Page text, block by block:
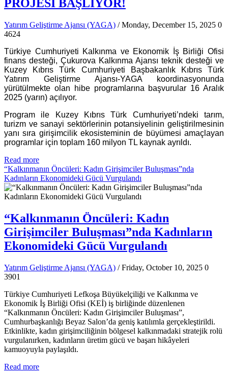
PROJESİ BAŞLIYOR!
Yatırım Geliştirme Ajansı (YAGA) / Monday, December 15, 2025 0
4624
Türkiye Cumhuriyeti Kalkınma ve Ekonomik İş Birliği Ofisi
finans desteği, Çukurova Kalkınma Ajansı teknik desteği ve
Kuzey Kıbrıs Türk Cumhuriyeti Başbakanlık Kıbrıs Türk
Yatırım Geliştirme Ajansı-YAGA koordinasyonunda
yürütülmekte olan hibe programlarına başvurular 16 Aralık
2025 (yarın) açılıyor.
Program ile Kuzey Kıbrıs Türk Cumhuriyeti’ndeki tarım,
turizm ve sanayi sektörlerinin potansiyelinin geliştirilmesinin
yanı sıra girişimcilik ekosisteminin de büyümesi amaçlayan
programlar için toplam 160 milyon TL kaynak ayrıldı.
Read more
“Kalkınmanın Öncüleri: Kadın Girişimciler Buluşması”nda
Kadınların Ekonomideki Gücü Vurgulandı
“Kalkınmanın Öncüleri: Kadın
Girişimciler Buluşması”nda Kadınların
Ekonomideki Gücü Vurgulandı
Yatırım Geliştirme Ajansı (YAGA) / Friday, October 10, 2025 0
3901
Türkiye Cumhuriyeti Lefkoşa Büyükelçiliği ve Kalkınma ve
Ekonomik İş Birliği Ofisi (KEİ) iş birliğinde düzenlenen
“Kalkınmanın Öncüleri: Kadın Girişimciler Buluşması”,
Cumhurbaşkanlığı Beyaz Salon’da geniş katılımla gerçekleştirildi.
Etkinlikte, kadın girişimciliğinin bölgesel kalkınmadaki stratejik rolü
vurgulanırken, kadınların üretim gücü ve başarı hikâyeleri
kamuoyuyla paylaşıldı.
Read more